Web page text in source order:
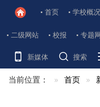
首页 学校概况
二级网站 校报 专题
新媒体 搜索
当前位置： 首页